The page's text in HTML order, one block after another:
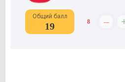
Общий балл
19 8 –